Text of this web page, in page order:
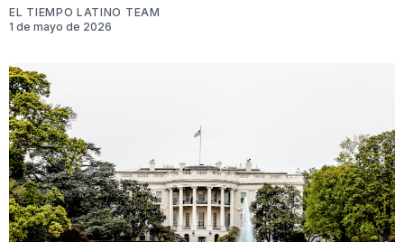
EL TIEMPO LATINO TEAM
1 de mayo de 2026